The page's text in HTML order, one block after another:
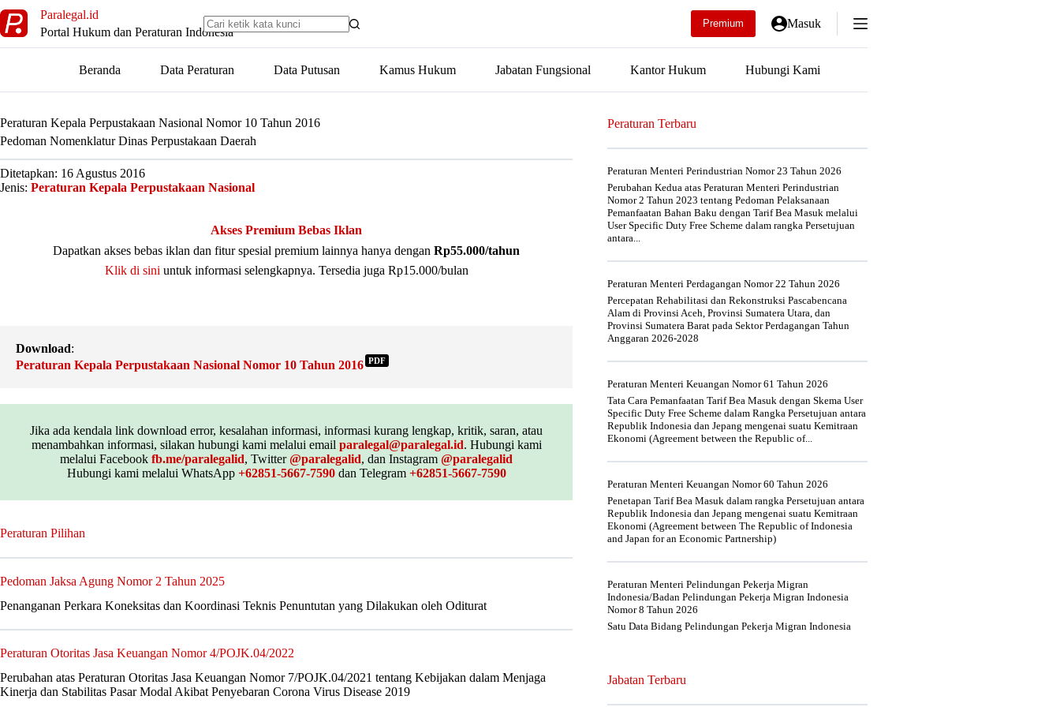
to
content
Paralegal.id
Portal Hukum dan Peraturan Indonesia
Premium Masuk
Beranda Data Peraturan Data Putusan Kamus Hukum Jabatan Fungsional Kantor Hukum Hubungi Kami
Peraturan Kepala Perpustakaan Nasional Nomor 10 Tahun 2016
Pedoman Nomenklatur Dinas Perpustakaan Daerah
Ditetapkan: 16 Agustus 2016
Jenis: Peraturan Kepala Perpustakaan Nasional
Akses Premium Bebas Iklan
Dapatkan akses bebas iklan dan fitur spesial premium lainnya hanya dengan Rp55.000/tahun
Klik di sini untuk informasi selengkapnya. Tersedia juga Rp15.000/bulan
Download:
Peraturan Kepala Perpustakaan Nasional Nomor 10 Tahun 2016 PDF
Jika ada kendala link download error, kesalahan informasi, informasi kurang lengkap, kritik, saran, atau
menambahkan informasi, silakan hubungi kami melalui email paralegal@paralegal.id. Hubungi kami
melalui Facebook fb.me/paralegalid, Twitter@paralegalid, dan Instagram @paralegalid
Hubungi kami melalui WhatsApp +62851-5667-7590dan Telegram +62851-5667-7590
Peraturan Pilihan
Pedoman Jaksa Agung Nomor 2 Tahun 2025
Penanganan Perkara Koneksitas dan Koordinasi Teknis Penuntutan yang Dilakukan oleh Oditurat
Peraturan Otoritas Jasa Keuangan Nomor 4/POJK.04/2022
Perubahan atas Peraturan Otoritas Jasa Keuangan Nomor 7/POJK.04/2021 tentang Kebijakan dalam Menjaga
Kinerja dan Stabilitas Pasar Modal Akibat Penyebaran Corona Virus Disease 2019
Peraturan Terbaru
Peraturan Menteri Perindustrian Nomor 23 Tahun 2026
Perubahan Kedua atas Peraturan Menteri Perindustrian
Nomor 2 Tahun 2023 tentang Pedoman Pelaksanaan
Pemanfaatan Bahan Baku dengan Tarif Bea Masuk melalui
User Specific Duty Free Scheme dalam rangka Persetujuan
antara...
Peraturan Menteri Perdagangan Nomor 22 Tahun 2026
Percepatan Rehabilitasi dan Rekonstruksi Pascabencana
Alam di Provinsi Aceh, Provinsi Sumatera Utara, dan
Provinsi Sumatera Barat pada Sektor Perdagangan Tahun
Anggaran 2026-2028
Peraturan Menteri Keuangan Nomor 61 Tahun 2026
Tata Cara Pemanfaatan Tarif Bea Masuk dengan Skema User
Specific Duty Free Scheme dalam Rangka Persetujuan antara
Republik Indonesia dan Jepang mengenai suatu Kemitraan
Ekonomi (Agreement between the Republic of...
Peraturan Menteri Keuangan Nomor 60 Tahun 2026
Penetapan Tarif Bea Masuk dalam rangka Persetujuan antara
Republik Indonesia dan Jepang mengenai suatu Kemitraan
Ekonomi (Agreement between The Republic of Indonesia
and Japan for an Economic Partnership)
Peraturan Menteri Pelindungan Pekerja Migran
Indonesia/Badan Pelindungan Pekerja Migran Indonesia
Nomor 8 Tahun 2026
Satu Data Bidang Pelindungan Pekerja Migran Indonesia
Jabatan Terbaru